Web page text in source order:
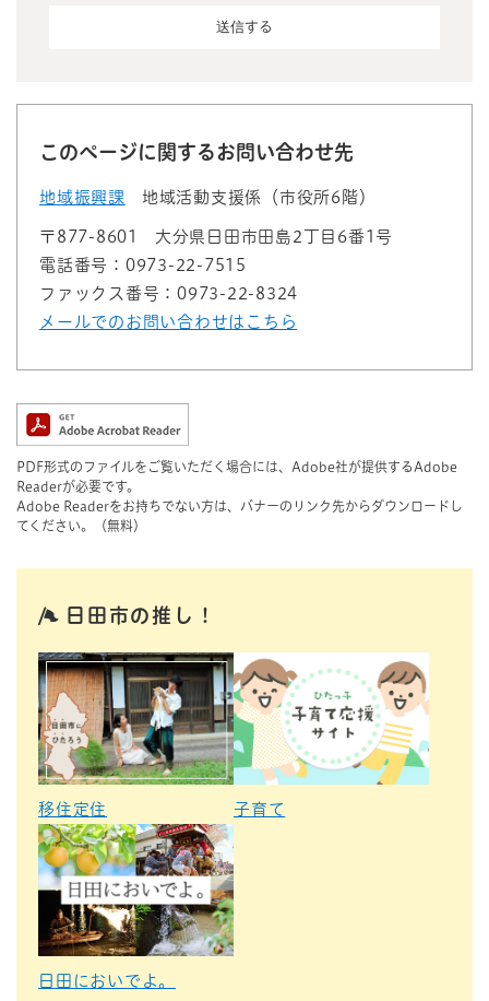
このページに関するお問い合わせ先
地域振興課 地域活動支援係（市役所6階）
〒877-8601
大分県日田市田島2丁目6番1号
電話番号：0973-22-7515
ファックス番号：0973-22-8324
メールでのお問い合わせはこちら
PDF形式のファイルをご覧いただく場合には、Adobe社が提供するAdobe
Readerが必要です。
Adobe Readerをお持ちでない方は、バナーのリンク先からダウンロードし
てください。（無料）
日田市の推し！
移住定住 子育て
日田においでよ。